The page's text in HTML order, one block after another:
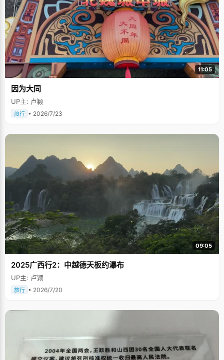
11:05
因为大同
UP主: 卢颖
旅行 • 2026/7/23
09:05
2025广西行2：中越德天板约瀑布
UP主: 卢颖
旅行 • 2026/7/20